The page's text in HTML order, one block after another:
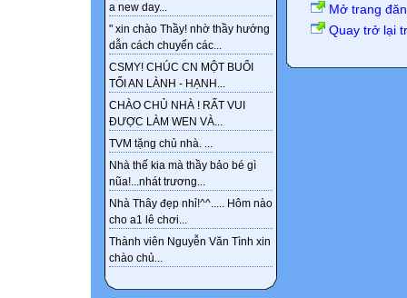
a new day...
" xin chào Thầy! nhờ thầy hướng
dẫn cách chuyển các...
CSMY! CHÚC CN MỘT BUỔI
TỐI AN LÀNH - HẠNH...
CHÀO CHỦ NHÀ ! RẤT VUI
ĐƯỢC LÀM WEN VÀ...
TVM tặng chủ nhà. ...
Nhà thế kia mà thầy bảo bé gì
nũa!...nhát trương...
Nhà Thây đẹp nhỉ!^^..... Hôm nào
cho a1 lê chơi...
Thành viên Nguyễn Văn Tình xin
chào chủ...
Mở trang
Quay trở lại